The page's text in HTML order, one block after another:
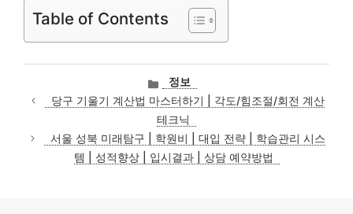
Table of Contents
카
테
고
리
정보
당구 기울기 계산법 마스터하기 | 각도/힘조절/회전 계산
테크닉
서울 성북 미래탐구 | 학원비 | 대입 전략 | 학습관리 시스
템 | 성적향상 | 입시결과 | 상담 예약방법